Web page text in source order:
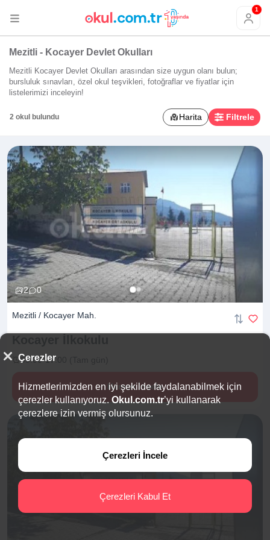
1
Mezitli - Kocayer Devlet Okulları
Mezitli Kocayer Devlet Okulları arasından size uygun olanı bulun;
bursluluk sınavları, özel okul teşvikleri, fotoğraflar ve fiyatlar için
listelerimizi inceleyin!
2 okul bulundu Harita Filtrele
2 0
Mezitli / Kocayer Mah.
09:00-17:00 (Tam gün)
Hemen İncele
Çerezler
Hizmetlerimizden en iyi şekilde faydalanabilmek için
çerezler kullanıyoruz. Okul.com.tr’yi kullanarak
çerezlere izin vermiş olursunuz.
Çerezleri İncele
Çerezleri Kabul Et